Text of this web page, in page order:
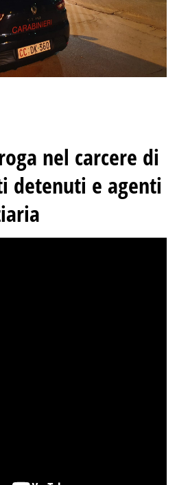
nel carcere di
detenuti e agenti